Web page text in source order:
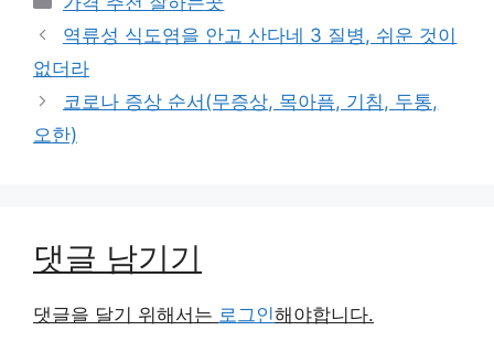
테
리
역류성 식도염을 안고 산다네 3 질병, 쉬운 것이
없더라
코로나 증상 순서(무증상, 목아픔, 기침, 두통,
오한)
댓글 남기기
댓글을 달기 위해서는 로그인해야합니다.